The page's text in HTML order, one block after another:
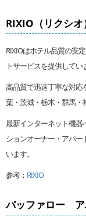
RIXIO（リクシオ
RIXIOはホテル品質の安
トサービスを提供してい
高品質で迅速丁寧な対応
葉・茨城・栃木・群馬・
最新インターネット機器
ションオーナー・アパ
います。
参考： RIXIO
バッファロー ア